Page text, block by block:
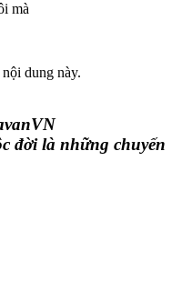
mà
dung này.
là những chuyến đi